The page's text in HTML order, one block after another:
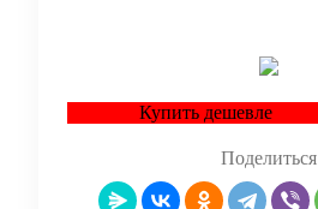
Купить дешевле
Поделиться